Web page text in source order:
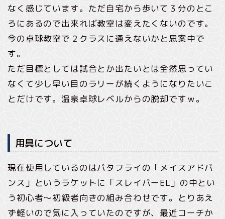
なく感じています。ただ自宅から歩いて３分のとこ
ろにあるので出来れば教室は変えたくないのです。
今の卓球教室で２クラスに通えないかと思案中で
す。
ただ目標としては試合とか出たいとは全然思ってい
なくて少し早い目のラリーが続くようになりたいこ
とだけです。温泉卓球レベルからの脱却ですｗ。
用具について
現在使用しているのはバタフライの「メイスアドバ
ンス」というラケットに「スレイバーEL」の中とい
う初心者～初級者向きの組み合わせです。とりあえ
ず軽いので気に入っていたのですが、最近コーチか